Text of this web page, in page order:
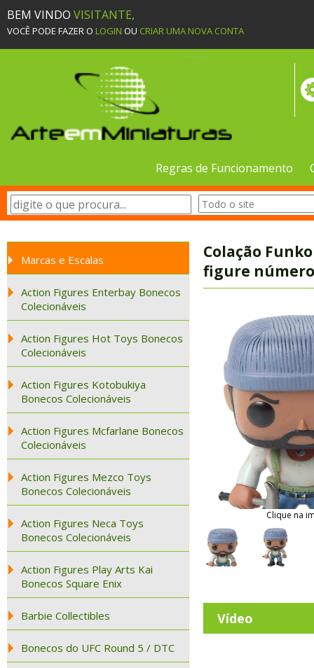
BEM VINDO VISITANTE,
VOCÊ PODE FAZER O LOGIN OU CRIAR UMA NOVA CONTA
Regras de Funcionamento
Marcas e Escalas
Action Figures Enterbay Bonecos
Colecionáveis
Action Figures Hot Toys Bonecos
Colecionáveis
Action Figures Kotobukiya
Bonecos Colecionáveis
Action Figures Mcfarlane Bonecos
Colecionáveis
Action Figures Mezco Toys
Bonecos Colecionáveis
Action Figures Neca Toys
Bonecos Colecionáveis
Action Figures Play Arts Kai
Bonecos Square Enix
Barbie Collectibles
Bonecos do UFC Round 5 / DTC
Colação
figure número
Clique na
Vídeo